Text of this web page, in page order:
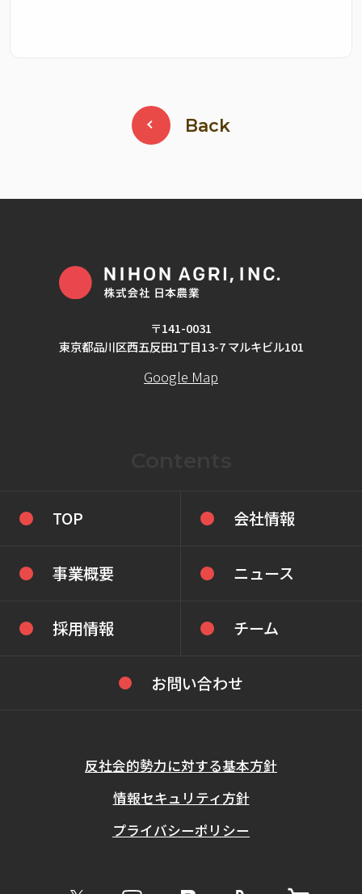
Back
〒141-0031
東京都品川区西五反田1丁目13-7 マルキビル101
Google Map
TOP 会社情報
事業概要 ニュース
採用情報 チーム
お問い合わせ
反社会的勢力に対する基本方針
情報セキュリティ方針
プライバシーポリシー